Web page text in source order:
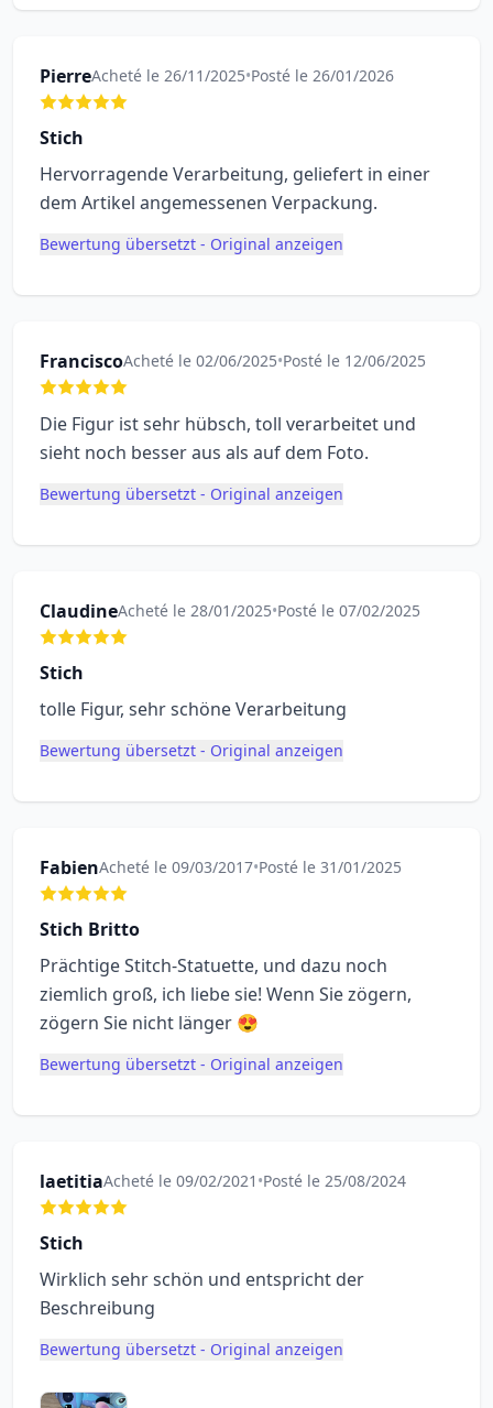
PierreAcheté le 26/11/2025•Posté le 26/01/2026
Stich
Hervorragende Verarbeitung, geliefert in einer
dem Artikel angemessenen Verpackung.
Bewertung übersetzt - Original anzeigen
FranciscoAcheté le 02/06/2025•Posté le 12/06/2025
Die Figur ist sehr hübsch, toll verarbeitet und
sieht noch besser aus als auf dem Foto.
Bewertung übersetzt - Original anzeigen
ClaudineAcheté le 28/01/2025•Posté le 07/02/2025
Stich
tolle Figur, sehr schöne Verarbeitung
Bewertung übersetzt - Original anzeigen
FabienAcheté le 09/03/2017•Posté le 31/01/2025
Stich Britto
Prächtige Stitch-Statuette, und dazu noch
ziemlich groß, ich liebe sie! Wenn Sie zögern,
zögern Sie nicht länger 😍
Bewertung übersetzt - Original anzeigen
laetitiaAcheté le 09/02/2021 •Posté le 25/08/2024
Stich
Wirklich sehr schön und entspricht der
Beschreibung
Bewertung übersetzt - Original anzeigen